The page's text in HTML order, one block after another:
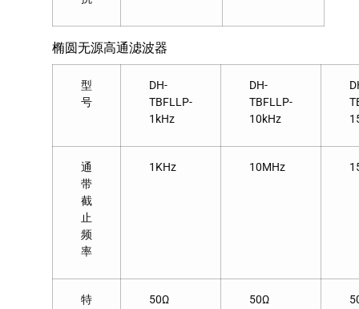
椭圆无源高通滤波器
型
号
DH-
TBFLLP-
1kHz
DH-
TBFLLP-
10kHz
通
带
截
止
频
率
1KHz 10MHz
特
50Ω 50Ω